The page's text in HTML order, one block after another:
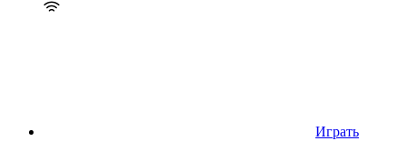
Играть